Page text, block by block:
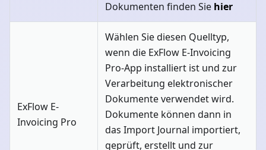
Dokumenten finden Sie hier
ExFlow E-
Invoicing Pro
Wählen Sie diesen Quelltyp,
wenn die ExFlow E-Invoicing
Pro-App installiert ist und zur
Verarbeitung elektronischer
Dokumente verwendet wird.
Dokumente können dann in
das Import Journal importiert,
geprüft, erstellt und zur